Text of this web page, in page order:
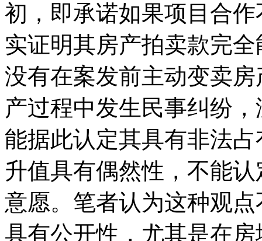
初，即承诺如果项目合
实证明其房产拍卖款完
没有在案发前主动变卖
产过程中发生民事纠纷
能据此认定其具有非法
升值具有偶然性，不能
意愿。笔者认为这种观
具有公开性，尤其是在